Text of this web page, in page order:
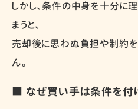
しかし、条件の中身を十分に
まうと、
売却後に思わぬ負担や制約を
ん。
■ なぜ買い手は条件を付